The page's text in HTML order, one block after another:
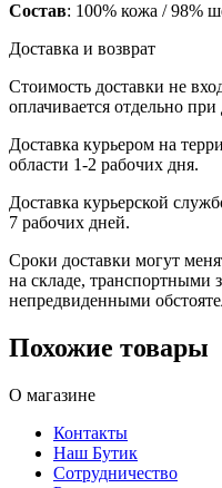
Состав: 100% кожа / 98%
Доставка и возврат
Стоимость доставки не
оплачивается отдельно при
Доставка курьером на
области 1-2 рабочих дня.
Доставка курьерской
7 рабочих дней.
Сроки доставки могут
на складе, транспортными
непредвиденными
Похожие товары
О магазине
Контакты
Наш Бутик
Сотрудничество